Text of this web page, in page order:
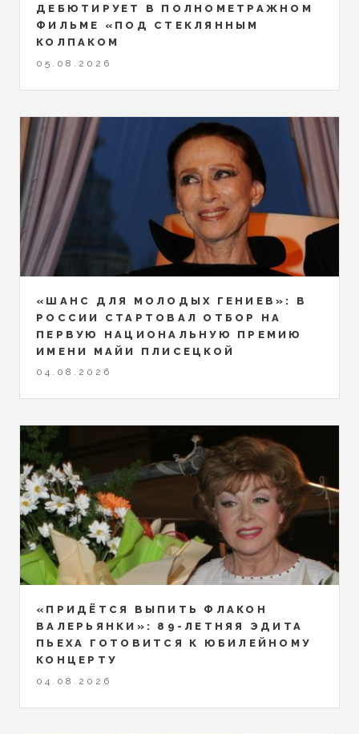
ДЕБЮТИРУЕТ В ПОЛНОМЕТРАЖНОМ
ФИЛЬМЕ «ПОД СТЕКЛЯННЫМ
КОЛПАКОМ
05.08.2026
«ШАНС ДЛЯ МОЛОДЫХ ГЕНИЕВ»: В
РОССИИ СТАРТОВАЛ ОТБОР НА
ПЕРВУЮ НАЦИОНАЛЬНУЮ ПРЕМИЮ
ИМЕНИ МАЙИ ПЛИСЕЦКОЙ
04.08.2026
«ПРИДЁТСЯ ВЫПИТЬ ФЛАКОН
ВАЛЕРЬЯНКИ»: 89-ЛЕТНЯЯ ЭДИТА
ПЬЕХА ГОТОВИТСЯ К ЮБИЛЕЙНОМУ
КОНЦЕРТУ
04.08.2026